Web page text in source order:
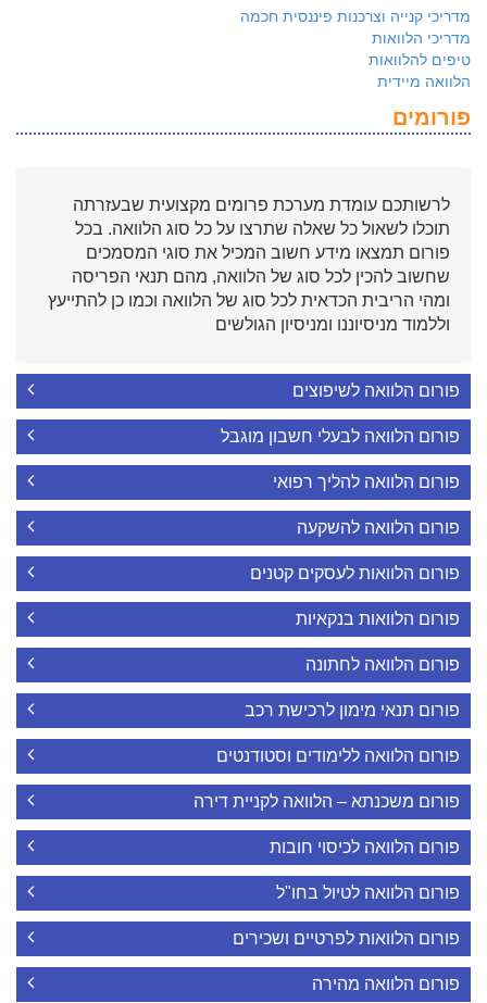
מדריכי קנייה וצרכנות פיננסית חכמה
מדריכי הלוואות
טיפים להלוואות
הלוואה מיידית
פורומים
לרשותכם עומדת מערכת פרומים מקצועית שבעזרתה
תוכלו לשאול כל שאלה שתרצו על כל סוג הלוואה. בכל
פורום תמצאו מידע חשוב המכיל את סוגי המסמכים
שחשוב להכין לכל סוג של הלוואה, מהם תנאי הפריסה
ומהי הריבית הכדאית לכל סוג של הלוואה וכמו כן להתייעץ
וללמוד מניסיוננו ומניסיון הגולשים
פורום הלוואה לשיפוצים
פורום הלוואה לבעלי חשבון מוגבל
פורום הלוואה להליך רפואי
פורום הלוואה להשקעה
פורום הלוואות לעסקים קטנים
פורום הלוואות בנקאיות
פורום הלוואה לחתונה
פורום תנאי מימון לרכישת רכב
פורום הלוואה ללימודים וסטודנטים
פורום משכנתא – הלוואה לקניית דירה
פורום הלוואה לכיסוי חובות
פורום הלוואה לטיול בחו"ל
פורום הלוואות לפרטיים ושכירים
פורום הלוואה מהירה